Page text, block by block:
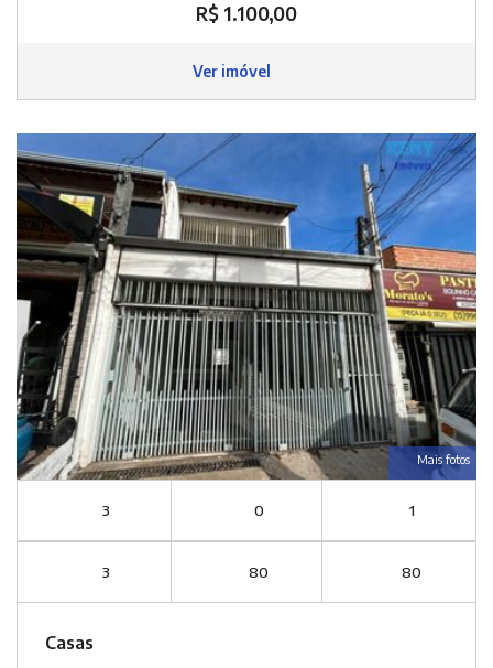
R$ 1.100,00
Ver imóvel
Mais fotos
3 0 1
3 80 80
Casas